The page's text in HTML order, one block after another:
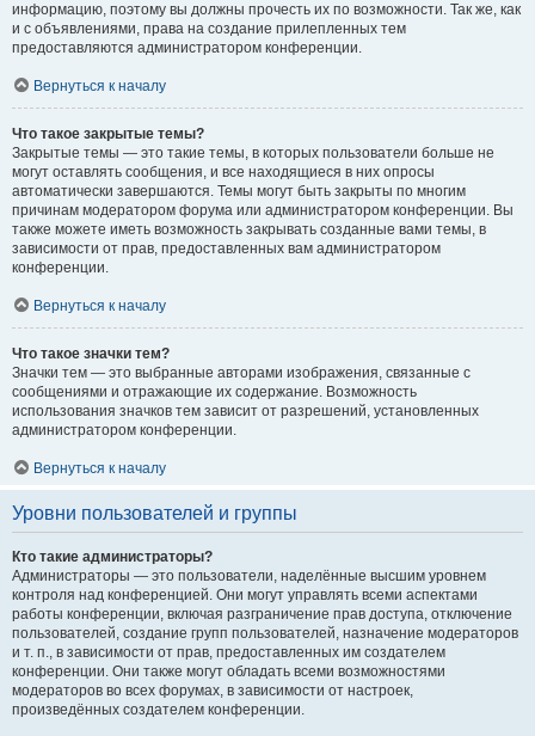
информацию, поэтому вы должны прочесть их по возможности. Так же, как
и с объявлениями, права на создание прилепленных тем
предоставляются администратором конференции.
Вернуться к началу
Что такое закрытые темы?
Закрытые темы — это такие темы, в которых пользователи больше не
могут оставлять сообщения, и все находящиеся в них опросы
автоматически завершаются. Темы могут быть закрыты по многим
причинам модератором форума или администратором конференции. Вы
также можете иметь возможность закрывать созданные вами темы, в
зависимости от прав, предоставленных вам администратором
конференции.
Вернуться к началу
Что такое значки тем?
Значки тем — это выбранные авторами изображения, связанные с
сообщениями и отражающие их содержание. Возможность
использования значков тем зависит от разрешений, установленных
администратором конференции.
Вернуться к началу
Уровни пользователей и группы
Кто такие администраторы?
Администраторы — это пользователи, наделённые высшим уровнем
контроля над конференцией. Они могут управлять всеми аспектами
работы конференции, включая разграничение прав доступа, отключение
пользователей, создание групп пользователей, назначение модераторов
и т. п., в зависимости от прав, предоставленных им создателем
конференции. Они также могут обладать всеми возможностями
модераторов во всех форумах, в зависимости от настроек,
произведённых создателем конференции.